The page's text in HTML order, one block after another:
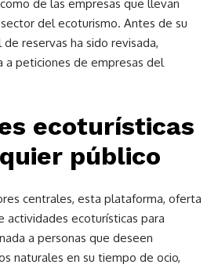
de las empresas que llevan
del ecoturismo. Antes de su
reservas ha sido revisada,
a peticiones de empresas del
ecoturísticas
público
centrales, esta plataforma, oferta
actividades ecoturísticas para
a personas que deseen
naturales en su tiempo de ocio,